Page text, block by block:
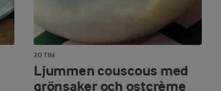
20 TIM
Ljummen couscous med
grönsaker och ostcrème